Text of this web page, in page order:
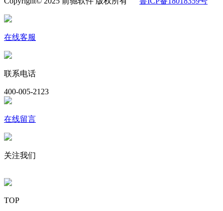
在线客服
联系电话
400-005-2123
在线留言
关注我们
TOP